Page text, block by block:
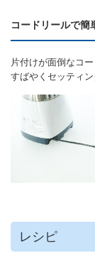
コードリールで簡
片付けが面倒なコ
すばやくセッティン
レシピ